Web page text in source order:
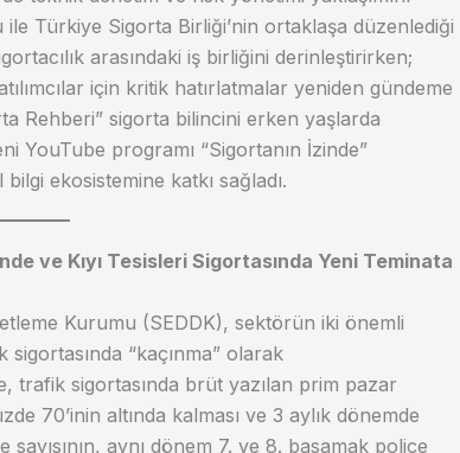
Türkiye Sigorta Birliği’nin ortaklaşa düzenlediği
arasındaki iş birliğini derinleştirirken;
için kritik hatırlatmalar yeniden gündeme
Rehberi” sigorta bilincini erken yaşlarda
YouTube programı “Sigortanın İzinde”
ekosistemine katkı sağladı.
ve Kıyı Tesisleri Sigortasında Yeni Teminata
Kurumu (SEDDK), sektörün iki önemli
“kaçınma” olarak
trafik sigortasında brüt yazılan prim pazar
70’inin altında kalması ve 3 aylık dönemde
aynı dönem 7. ve 8. basamak poliçe